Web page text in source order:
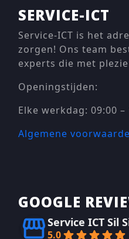
SERVICE-ICT
Service-ICT is het
zorgen! Ons team
experts die met
Openingstijden:
Elke werkdag: 09:00 –
Algemene
GOOGLE
Service ICT Sil
5.0